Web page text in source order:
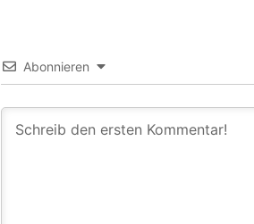
Abonnieren